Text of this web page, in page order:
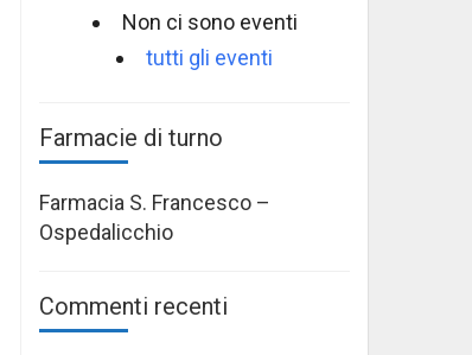
Non ci sono eventi
tutti gli eventi
Farmacie di turno
Farmacia S. Francesco –
Ospedalicchio
Commenti recenti